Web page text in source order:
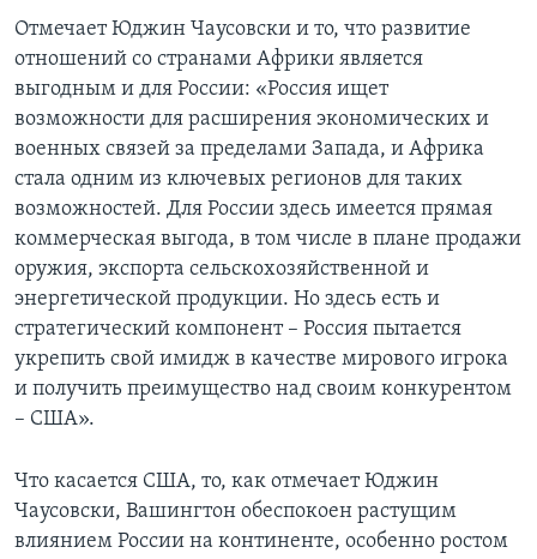
Отмечает Юджин Чаусовски и то, что развитие
отношений со странами Африки является
выгодным и для России: «Россия ищет
возможности для расширения экономических и
военных связей за пределами Запада, и Африка
стала одним из ключевых регионов для таких
возможностей. Для России здесь имеется прямая
коммерческая выгода, в том числе в плане продажи
оружия, экспорта сельскохозяйственной и
энергетической продукции. Но здесь есть и
стратегический компонент – Россия пытается
укрепить свой имидж в качестве мирового игрока
и получить преимущество над своим конкурентом
– США».
Что касается США, то, как отмечает Юджин
Чаусовски, Вашингтон обеспокоен растущим
влиянием России на континенте, особенно ростом